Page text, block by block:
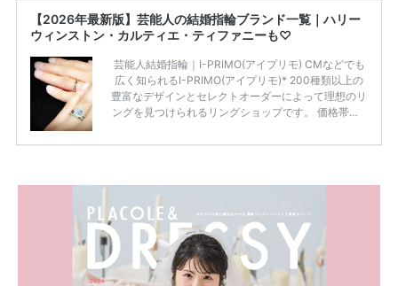
【2026年最新版】芸能人の結婚指輪ブランド一覧｜ハリー
ウィンストン・カルティエ・ティファニーも♡
芸能人結婚指輪｜I-PRIMO(アイプリモ) CMなどでも
広く知られるI-PRIMO(アイプリモ)* 200種類以上の
豊富なデザインとセレクトオーダーによって理想のリ
ングを見つけられるリングショップです。 価格帯は2
入が可能♩ コスパ的にも20代の若い夫婦に人気のよ
皆さま、ぜひ📺ご覧ください🙏🏻https://t.co/CqTMZ
Ns4lf… @ntv_penguin pic […]続きを読む